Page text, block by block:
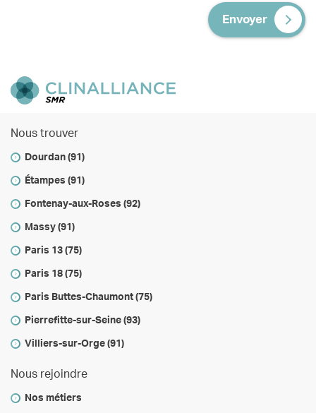
Envoyer
Nous trouver
Dourdan (91)
Étampes (91)
Fontenay-aux-Roses (92)
Massy (91)
Paris 13 (75)
Paris 18 (75)
Paris Buttes-Chaumont (75)
Pierrefitte-sur-Seine (93)
Villiers-sur-Orge (91)
Nous rejoindre
Nos métiers